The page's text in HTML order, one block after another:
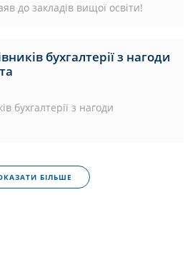
до закладів вищої освіти!
бухгалтерії з нагоди
бухгалтерії з нагоди
БІЛЬШЕ